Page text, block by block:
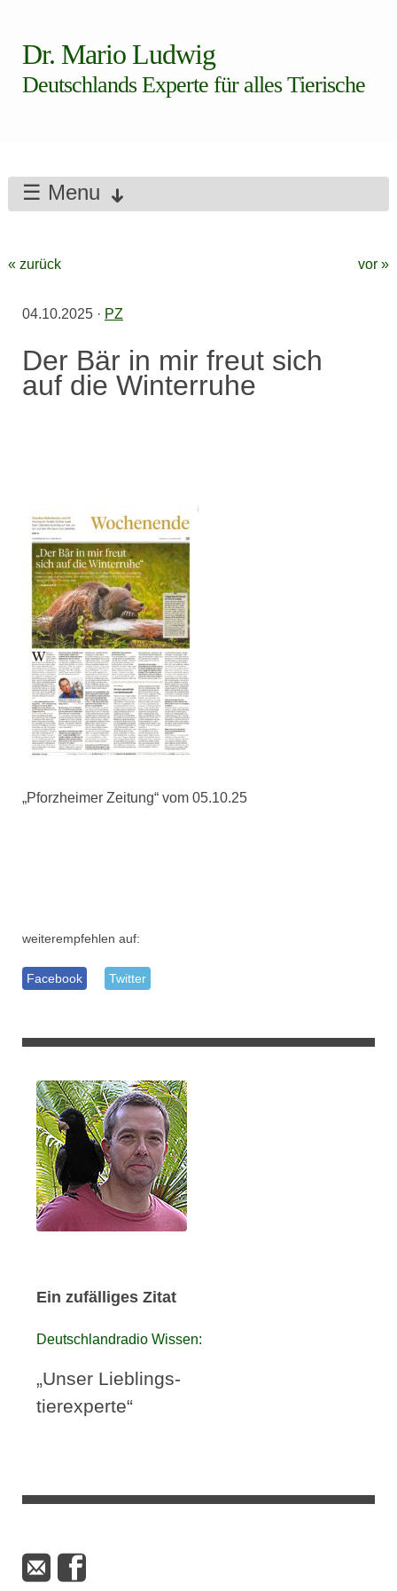
Dr. Mario Ludwig
Deutschlands Experte für alles Tierische
☰ Menu
« zurück vor »
04.10.2025· PZ
Der Bär in mir freut sich
auf die Winterruhe
„Pforzheimer Zeitung“ vom 05.10.25
weiterempfehlen auf:
Facebook Twitter
Ein zufälliges Zitat
Deutschlandradio Wissen:
„Unser Lieblings-
tierexperte“